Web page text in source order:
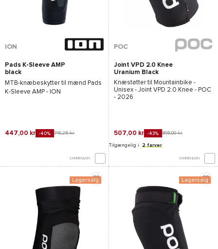
ION
Pads K-Sleeve AMP
black
MTB-knæbeskytter til mænd Pads
K-Sleeve AMP - ION
447,00 kr -40% 746,25 kr
SAMMENLIGN
POC
Joint VPD 2.0 Knee
Uranium Black
Knæstøtter til Mountainbike -
Unisex - Joint VPD 2.0 Knee - POC
- 2026
507,00 kr -43% 895,00 kr
Tilgængelig i 2 farver
SAMMENLIGN
Lagersalg Lagersalg